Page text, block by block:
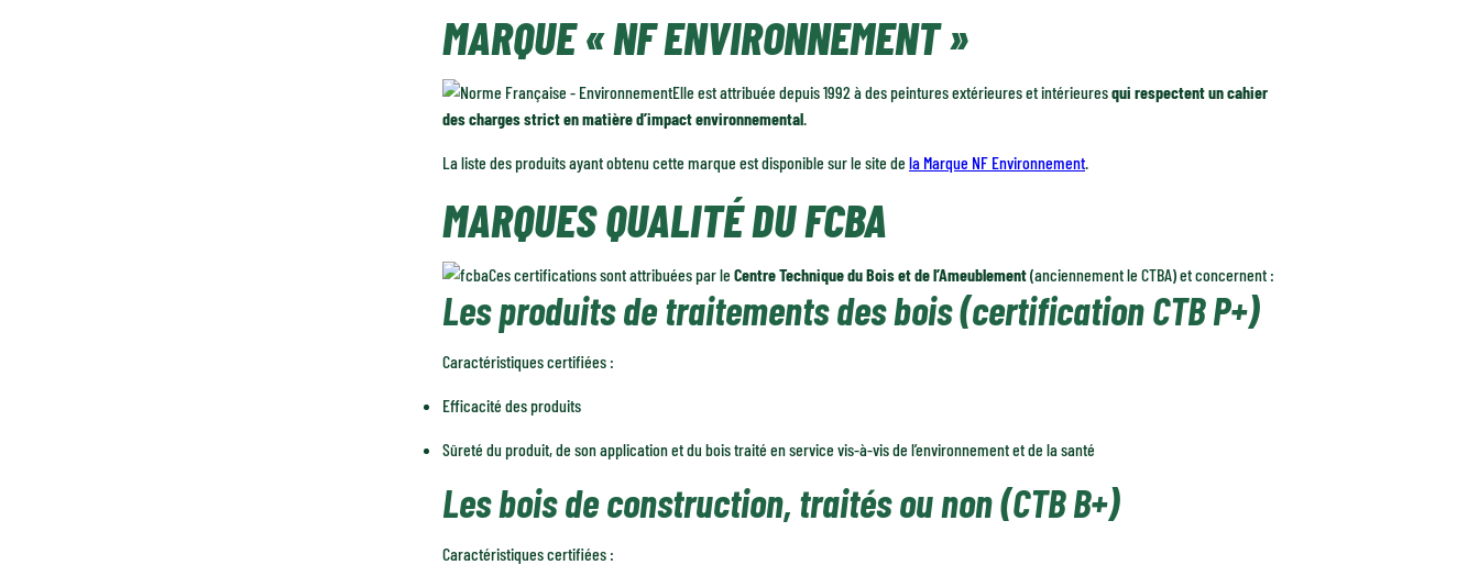
MARQUE « NF ENVIRONNEMENT »
Elle est attribuée depuis 1992 à des peintures extérieures et intérieuresqui respectent un cahier
des charges strict en matière d’impact environnemental.
La liste des produits ayant obtenu cette marque est disponible sur le site de la Marque NF Environnement.
MARQUES QUALITÉ DU FCBA
Ces certifications sont attribuées par le Centre Technique du Bois et de l’Ameublement(anciennement le CTBA) et concernent :
Les produits de traitements des bois (certification CTB P+)
Caractéristiques certifiées :
Efficacité des produits
Sûreté du produit, de son application et du bois traité en service vis-à-vis de l’environnement et de la santé
Les bois de construction, traités ou non (CTB B+)
Caractéristiques certifiées :